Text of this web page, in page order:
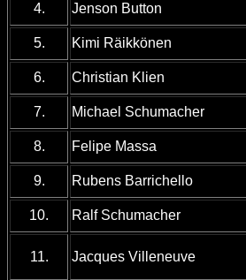
4. Jenson Button
5. Kimi Räikkönen
6. Christian Klien
7. Michael Schumacher
8. Felipe Massa
9. Rubens Barrichello
10. Ralf Schumacher
11. Jacques Villeneuve